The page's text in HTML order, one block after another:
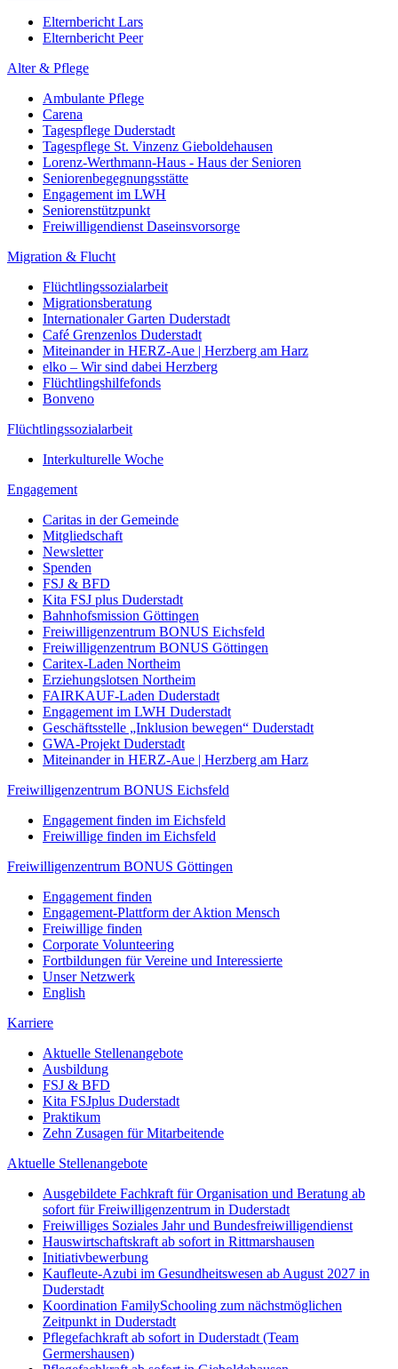
Elternbericht Lars
Elternbericht Peer
Alter & Pflege
Ambulante Pflege
Carena
Tagespflege Duderstadt
Tagespflege St. Vinzenz Gieboldehausen
Lorenz-Werthmann-Haus - Haus der Senioren
Seniorenbegegnungsstätte
Engagement im LWH
Seniorenstützpunkt
Freiwilligendienst Daseinsvorsorge
Migration & Flucht
Flüchtlingssozialarbeit
Migrationsberatung
Internationaler Garten Duderstadt
Café Grenzenlos Duderstadt
Miteinander in HERZ-Aue | Herzberg am Harz
elko – Wir sind dabei Herzberg
Flüchtlingshilfefonds
Bonveno
Flüchtlingssozialarbeit
Interkulturelle Woche
Engagement
Caritas in der Gemeinde
Mitgliedschaft
Newsletter
Spenden
FSJ & BFD
Kita FSJ plus Duderstadt
Bahnhofsmission Göttingen
Freiwilligenzentrum BONUS Eichsfeld
Freiwilligenzentrum BONUS Göttingen
Caritex-Laden Northeim
Erziehungslotsen Northeim
FAIRKAUF-Laden Duderstadt
Engagement im LWH Duderstadt
Geschäftsstelle „Inklusion bewegen“ Duderstadt
GWA-Projekt Duderstadt
Miteinander in HERZ-Aue | Herzberg am Harz
Freiwilligenzentrum BONUS Eichsfeld
Engagement finden im Eichsfeld
Freiwillige finden im Eichsfeld
Freiwilligenzentrum BONUS Göttingen
Engagement finden
Engagement-Plattform der Aktion Mensch
Freiwillige finden
Corporate Volunteering
Fortbildungen für Vereine und Interessierte
Unser Netzwerk
English
Karriere
Aktuelle Stellenangebote
Ausbildung
FSJ & BFD
Kita FSJplus Duderstadt
Praktikum
Zehn Zusagen für Mitarbeitende
Aktuelle Stellenangebote
Ausgebildete Fachkraft für Organisation und Beratung ab
sofort für Freiwilligenzentrum in Duderstadt
Freiwilliges Soziales Jahr und Bundesfreiwilligendienst
Hauswirtschaftskraft ab sofort in Rittmarshausen
Initiativbewerbung
Kaufleute-Azubi im Gesundheitswesen ab August 2027 in
Duderstadt
Koordination FamilySchooling zum nächstmöglichen
Zeitpunkt in Duderstadt
Pflegefachkraft ab sofort in Duderstadt (Team
Germershausen)